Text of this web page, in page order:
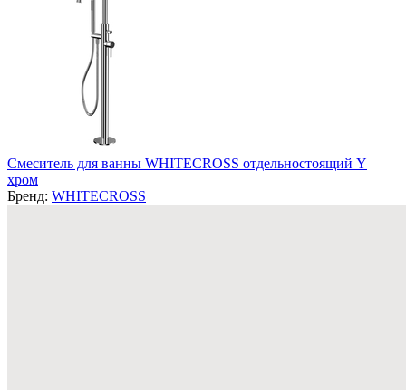
Смеситель для ванны WHITECROSS отдельностоящий Y
хром
Бренд: WHITECROSS